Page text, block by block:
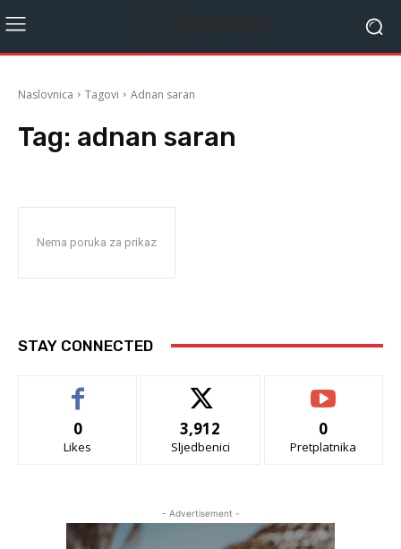
Naslovnica Tagovi Adnan saran
Tag: adnan saran
Nema poruka za prikaz
STAY CONNECTED
0
Likes
3,912
Sljedbenici
0
Pretplatnika
- Advertisement -